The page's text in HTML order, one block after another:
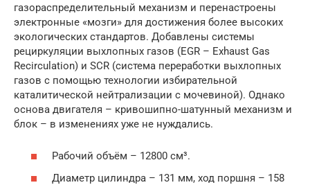
газораспределительный механизм и перенастроены
электронные «мозги» для достижения более высоких
экологических стандартов. Добавлены системы
рециркуляции выхлопных газов (EGR – Exhaust Gas
Recirculation) и SCR (система переработки выхлопных
газов с помощью технологии избирательной
каталитической нейтрализации с мочевиной). Однако
основа двигателя – кривошипно-шатунный механизм и
блок – в изменениях уже не нуждались.
Рабочий объём – 12800 см³.
Диаметр цилиндра – 131 мм, ход поршня – 158